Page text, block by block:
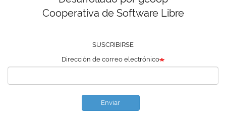
Cooperativa de Software Libre
SUSCRIBIRSE
Dirección de correo electrónico
Enviar